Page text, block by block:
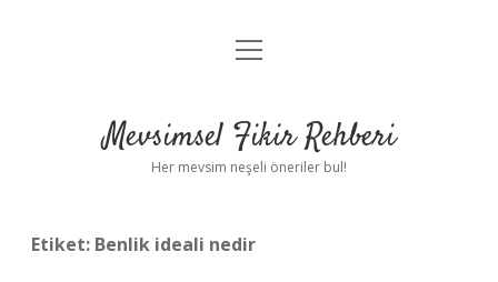
Anasayfa
Yasal Uyarı
menüyü
Mevsimsel Fikir Rehberi
Her mevsim neşeli öneriler bul!
Etiket: Benlik ideali nedir